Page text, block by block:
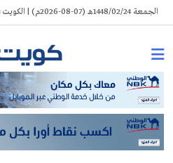
Skip
to
الجمعة 1448/02/24هـ (07-08-2026م) | الكويت